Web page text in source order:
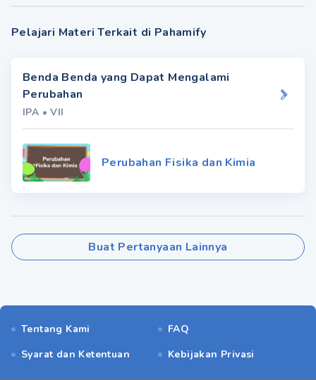
Pelajari Materi Terkait di Pahamify
Benda Benda yang Dapat Mengalami
Perubahan
IPA •VII
Perubahan Fisika dan Kimia
Buat Pertanyaan Lainnya
Tentang Kami
FAQ
Syarat dan Ketentuan
Kebijakan Privasi